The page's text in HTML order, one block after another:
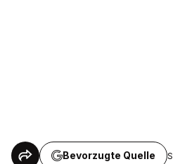
Bevorzugte Quelle